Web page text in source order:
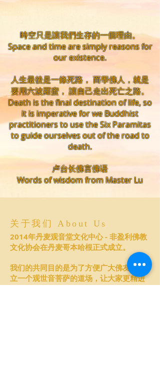
時空只是讓我們生存的一個理由。
Space and time are simply reasons for
our existence.
人生最後是一條死路， 而學佛人，就是
要用六波羅蜜， 讓自己走出死亡之路。
Death is the final destination of life, so
it is imperative for we Buddhist
practitioners to use the Six Paramitas
to guide ourselves out of the road to
death.
卢台长佛言佛语
​Words of wisdom from Master Lu
关于我们 About Us
2014年丹麦观音堂文化中心 - 非盈利佛教
文化协会在丹麦哥本哈根正式成立。
我们的共同目的是为了方便广大佛友，建
立一个观世音菩萨的道场，让大家更精进